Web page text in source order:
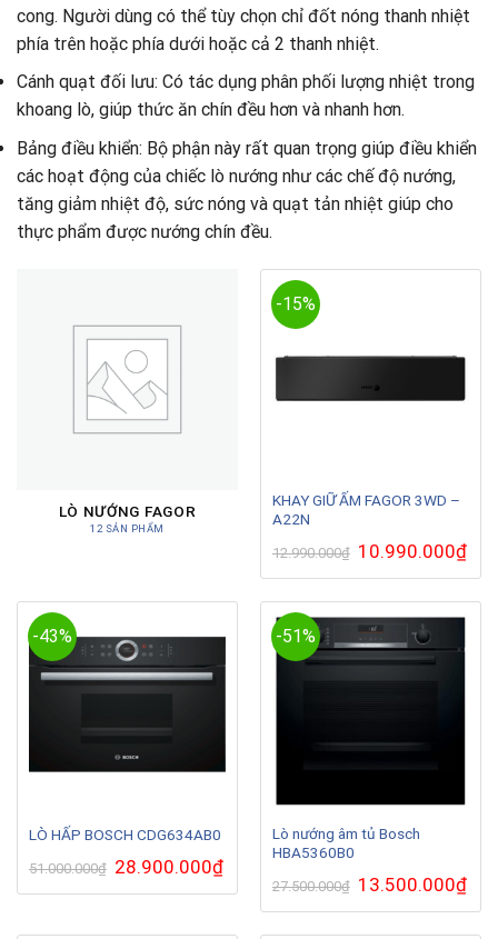
cong. Người dùng có thể tùy chọn chỉ đốt nóng thanh nhiệt
phía trên hoặc phía dưới hoặc cả 2 thanh nhiệt.
Cánh quạt đối lưu: Có tác dụng phân phối lượng nhiệt trong
khoang lò, giúp thức ăn chín đều hơn và nhanh hơn.
Bảng điều khiển: Bộ phận này rất quan trọng giúp điều khiển
các hoạt động của chiếc lò nướng như các chế độ nướng,
tăng giảm nhiệt độ, sức nóng và quạt tản nhiệt giúp cho
thực phẩm được nướng chín đều.
LÒ NƯỚNG FAGOR
12 SẢN PHẨM
-15%
KHAY GIỮ ẤM FAGOR 3WD –
A22N
12.990.000₫ Giá
gốc
là:
10.990.000₫Giá
hiện
tại
-43%
LÒ HẤP BOSCH CDG634AB0
51.000.000₫ Giá
gốc
là:
28.900.000₫Giá
hiện
tại
-51%
Lò nướng âm tủ Bosch
HBA5360B0
27.500.000₫ Giá
gốc
là:
13.500.000₫Giá
hiện
tại